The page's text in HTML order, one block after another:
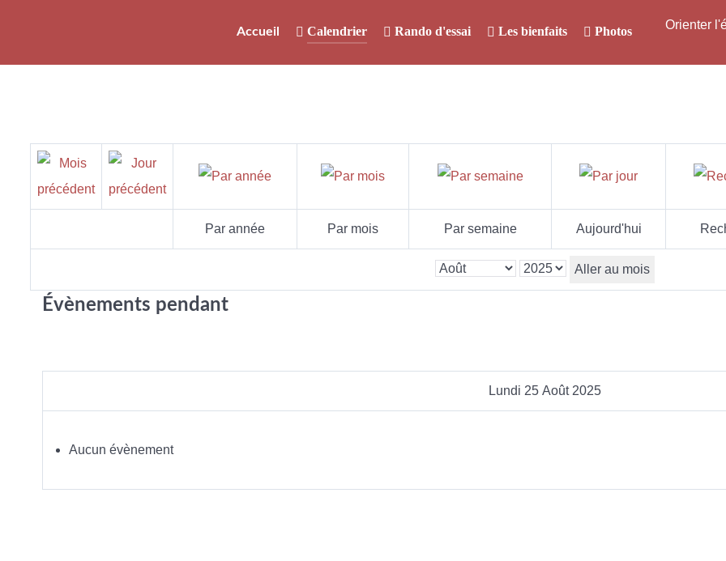
Accueil Calendrier Rando d'essai Les bienfaits Photos Orienter
Par année Par mois Par semaine Aujourd'hui
Aller au mois
Évènements pendant
Lundi 25 Août 2025
Aucun évènement